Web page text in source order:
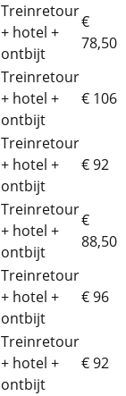
Treinretour
+ hotel +
ontbijt
€
78,50
Treinretour
+ hotel +
ontbijt
€ 106
Treinretour
+ hotel +
ontbijt
€ 92
Treinretour
+ hotel +
ontbijt
€
88,50
Treinretour
+ hotel +
ontbijt
€ 96
Treinretour
+ hotel +
ontbijt
€ 92